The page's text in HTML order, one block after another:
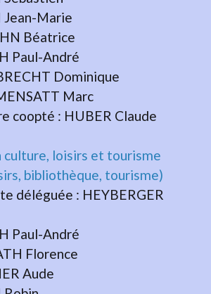
Marie
Béatrice
Paul-André
Dominique
Marc
coopté : HUBER Claude
culture, loisirs et tourisme
bibliothèque, tourisme)
: HEYBERGER
André
Florence
Aude